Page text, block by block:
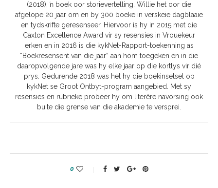
(2018), ŉ boek oor storievertelling. Willie het oor die
afgelope 20 jaar om en by 300 boeke in verskeie dagblaaie
en tydskrifte geresenseer. Hiervoor is hy in 2015 met die
Caxton Excellence Award vir sy resensies in Vrouekeur
erken en in 2016 is die kykNet-Rapport-toekenning as
“Boekresensent van die jaar” aan hom toegeken en in die
daaropvolgende jare was hy elke jaar op die kortlys vir dié
prys. Gedurende 2018 was het hy die boekinsetsel op
kykNet se Groot Ontbyt-program aangebied. Met sy
resensies en rubrieke probeer hy om literêre navorsing ook
buite die grense van die akademie te versprei.
0